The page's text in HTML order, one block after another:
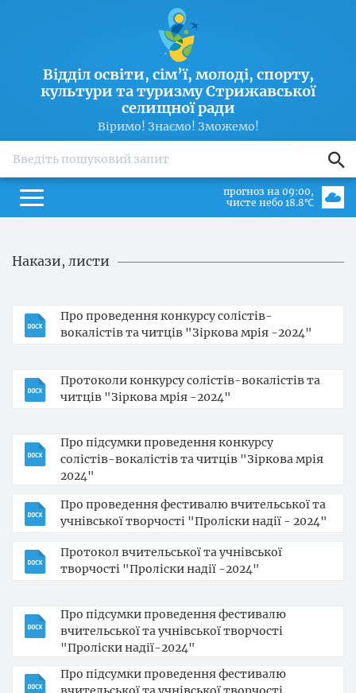
Відділ освіти, сім’ї, молоді, спорту,
культури та туризму Стрижавської
селищної ради
Віримо! Знаємо! Зможемо!
прогноз на 09:00
чисте небо 18.8℃
Накази, листи
Про проведення конкурсу солістів-
вокалістів та читців "Зіркова мрія -2024"
Протоколи конкурсу солістів-вокалістів та
читців "Зіркова мрія -2024"
Про підсумки проведення конкурсу
солістів-вокалістів та читців "Зіркова мрія
2024"
Про проведення фестивалю вчительської та
учнівської творчості "Проліски надії - 2024"
Протокол вчительської та учнівської
творчості "Проліски надії -2024"
Про підсумки проведення фестивалю
вчительської та учнівської творчості
"Проліски надії-2024"
Про підсумки проведення фестивалю